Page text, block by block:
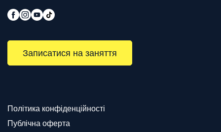
Записатися на заняття
Політика конфіденційності
Публічна оферта